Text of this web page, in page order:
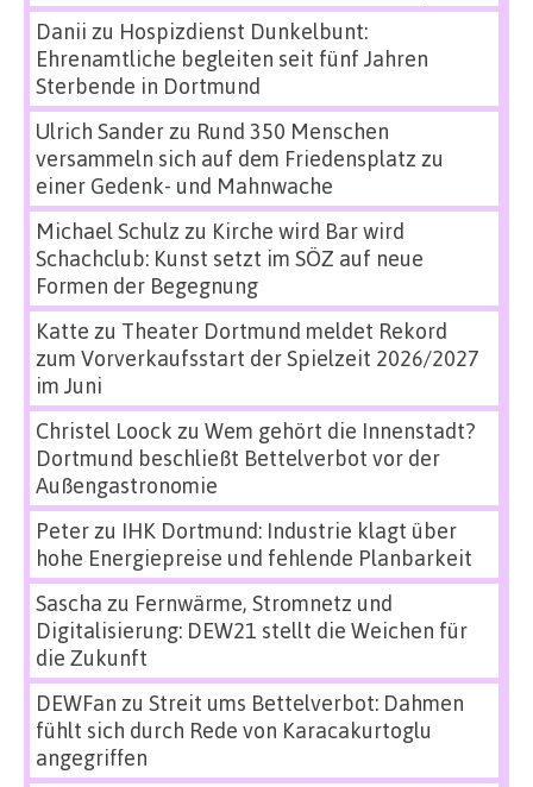
Danii zu Hospizdienst Dunkelbunt:
Ehrenamtliche begleiten seit fünf Jahren
Sterbende in Dortmund
Ulrich Sanderzu Rund 350 Menschen
versammeln sich auf dem Friedensplatz zu
einer Gedenk- und Mahnwache
Michael Schulz zu Kirche wird Bar wird
Schachclub: Kunst setzt im SÖZ auf neue
Formen der Begegnung
Katte zu Theater Dortmund meldet Rekord
zum Vorverkaufsstart der Spielzeit 2026/2027
im Juni
Christel Loock zu Wem gehört die Innenstadt?
Dortmund beschließt Bettelverbot vor der
Außengastronomie
Peterzu IHK Dortmund: Industrie klagt über
hohe Energiepreise und fehlende Planbarkeit
Sascha zu Fernwärme, Stromnetz und
Digitalisierung: DEW21 stellt die Weichen für
die Zukunft
DEWFan zu Streit ums Bettelverbot: Dahmen
fühlt sich durch Rede von Karacakurtoglu
angegriffen